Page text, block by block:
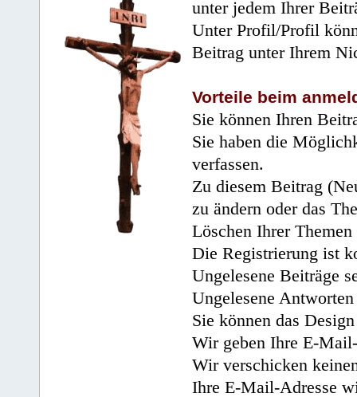
unter jedem Ihrer
Unter Profil/Profil
Beitrag unter Ihrem
Vorteile beim
Sie können Ihren
Sie haben die
verfassen.
Zu diesem Beitrag
zu ändern oder das
Löschen Ihrer
Die Registrierung ist
Ungelesene Beiträge
Ungelesene
Sie können das
Wir geben Ihre E-
Wir verschicken
Ihre E-Mail-Adresse